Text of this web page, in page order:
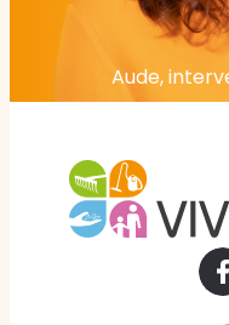
Aude,